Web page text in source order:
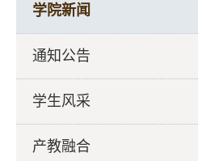
学院新闻
通知公告
学生风采
产教融合